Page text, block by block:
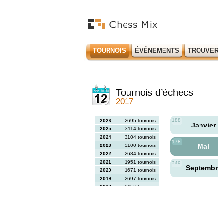
TOURNOIS ÉVÉNEMENTS
Tournois d’échecs
2017
2026
2695 tournois
2025
3114 tournois
2024
3104 tournois
2023
3100 tournois
2022
2684 tournois
2021
1951 tournois
2020
1671 tournois
2019
2697 tournois
2018
2456 tournois
188
Janvier
178
Mai
249